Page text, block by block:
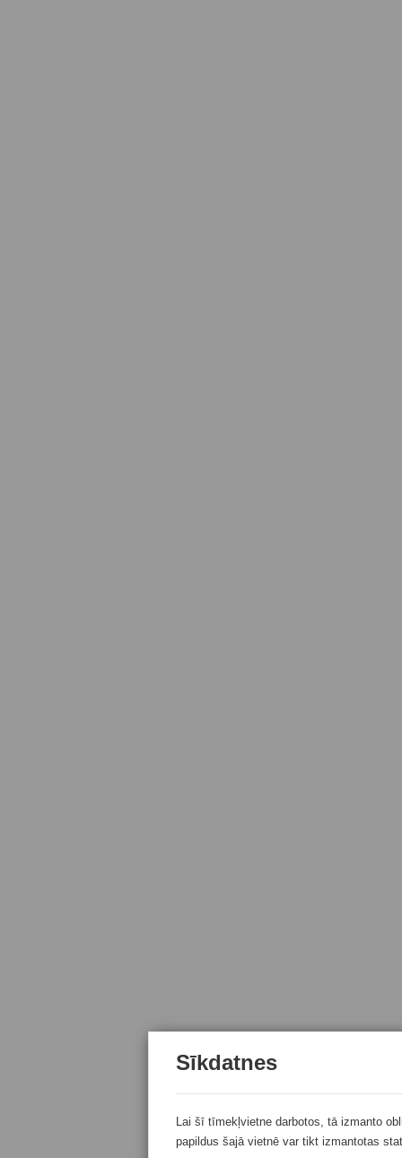
Sīkdatnes
Lai šī tīmekļvietne darbotos, tā izmanto
papildus šajā vietnē var tikt izmantotas